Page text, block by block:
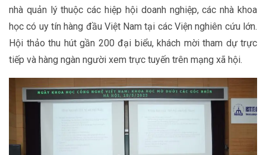
nhà quản lý thuộc các hiệp hội doanh nghiệp, các nhà khoa
học có uy tín hàng đầu Việt Nam tại các Viện nghiên cứu lớn.
Hội thảo thu hút gần 200 đại biểu, khách mời tham dự trực
tiếp và hàng ngàn người xem trực tuyến trên mạng xã hội.